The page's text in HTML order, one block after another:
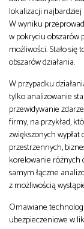
lokalizacji
W wyniku
w pokryciu obszarów
możliwości. Stało
obszarów działania.
W przypadku
tylko analizowanie
przewidywanie
firmy, na przykład,
zwiększonych
przestrzennych,
korelowanie różnych
samym łączne
z możliwością
Omawiane
ubezpieczeniowe w